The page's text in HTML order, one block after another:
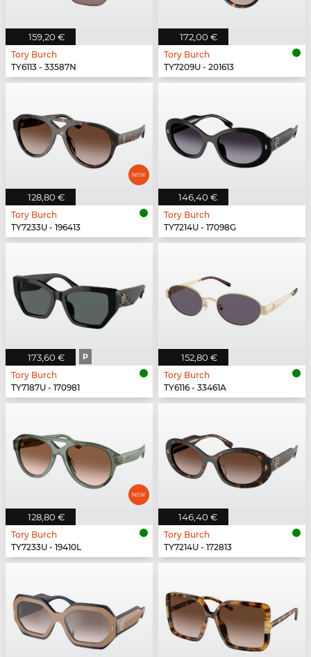
159,20 €
Tory Burch
TY6113 - 33587N
172,00 €
Tory Burch
TY7209U - 201613
128,80 €
Tory Burch
TY7233U - 196413
146,40 €
Tory Burch
TY7214U - 17098G
173,60 € P
Tory Burch
TY7187U - 170981
152,80 €
Tory Burch
TY6116 - 33461A
128,80 €
Tory Burch
TY7233U - 19410L
146,40 €
Tory Burch
TY7214U - 172813